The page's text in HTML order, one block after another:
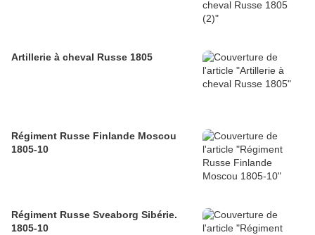
Artillerie à cheval Russe 1805
Régiment Russe Finlande Moscou
1805-10
Régiment Russe Sveaborg Sibérie.
1805-10